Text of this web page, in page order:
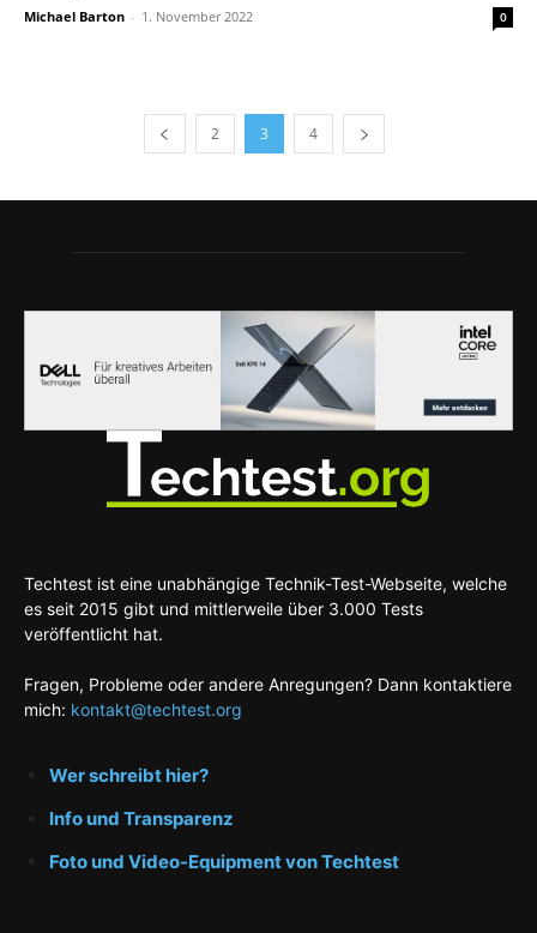
Michael Barton - 1. November 2022 0
2 3 4
Techtest ist eine unabhängige Technik-Test-Webseite, welche
es seit 2015 gibt und mittlerweile über 3.000 Tests
veröffentlicht hat.
Fragen, Probleme oder andere Anregungen? Dann kontaktiere
mich: kontakt@techtest.org
Wer schreibt hier?
Info und Transparenz
Foto und Video-Equipment von Techtest